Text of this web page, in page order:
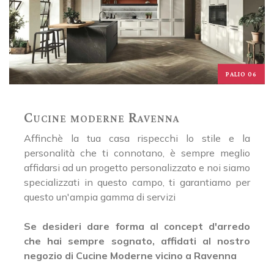
PALIO 06
Cucine moderne Ravenna
Affinchè la tua casa rispecchi lo stile e la
personalità che ti connotano, è sempre meglio
affidarsi ad un progetto personalizzato e noi siamo
specializzati in questo campo, ti garantiamo per
questo un'ampia gamma di servizi
Se desideri dare forma al concept d'arredo
che hai sempre sognato, affidati al nostro
negozio di Cucine Moderne vicino a Ravenna